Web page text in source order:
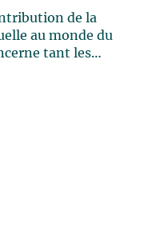
(ou du
fait tourner
de la
au monde du
tant les
thème « Propriété
: Prêts, partez,